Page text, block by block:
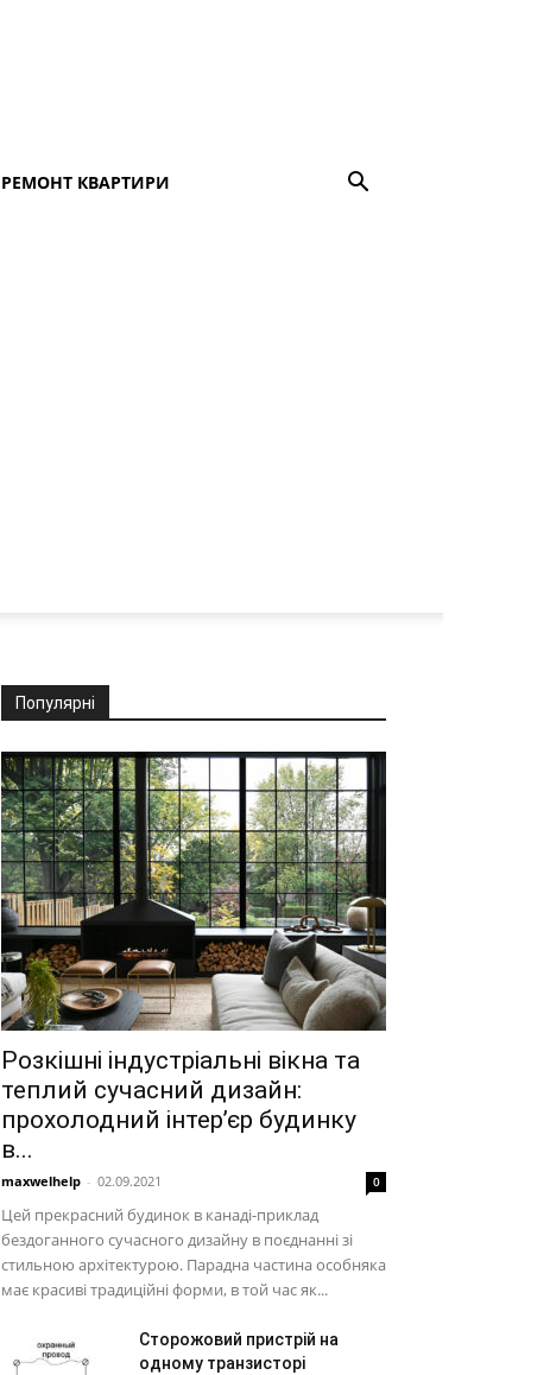
РЕМОНТ КВАРТИРИ
Популярні
Розкішні індустріальні вікна та
теплий сучасний дизайн:
прохолодний інтер’єр будинку
в...
maxwelhelp - 02.09.2021 0
Цей прекрасний будинок в канаді-приклад
бездоганного сучасного дизайну в поєднанні зі
стильною архітектурою. Парадна частина особняка
має красиві традиційні форми, в той час як...
Сторожовий пристрій на
одному транзисторі